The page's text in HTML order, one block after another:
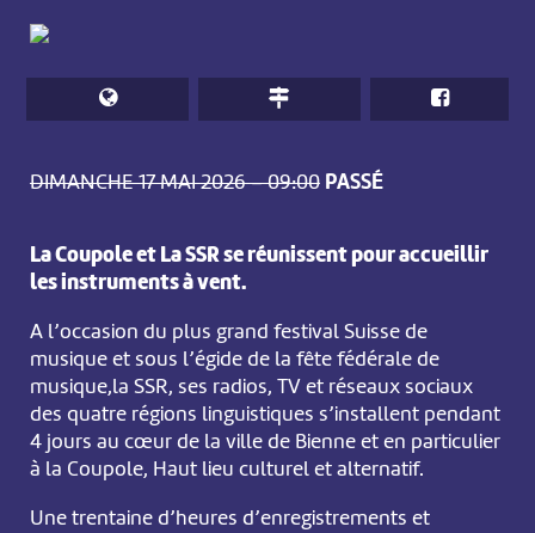
DIMANCHE 17 MAI 2026 – 09:00 PASSÉ
La Coupole et La SSR se réunissent pour accueillir
les instruments à vent.
A l’occasion du plus grand festival Suisse de
musique et sous l’égide de la fête fédérale de
musique,la SSR, ses radios, TV et réseaux sociaux
des quatre régions linguistiques s’installent pendant
4 jours au cœur de la ville de Bienne et en particulier
à la Coupole, Haut lieu culturel et alternatif.
Une trentaine d’heures d’enregistrements et